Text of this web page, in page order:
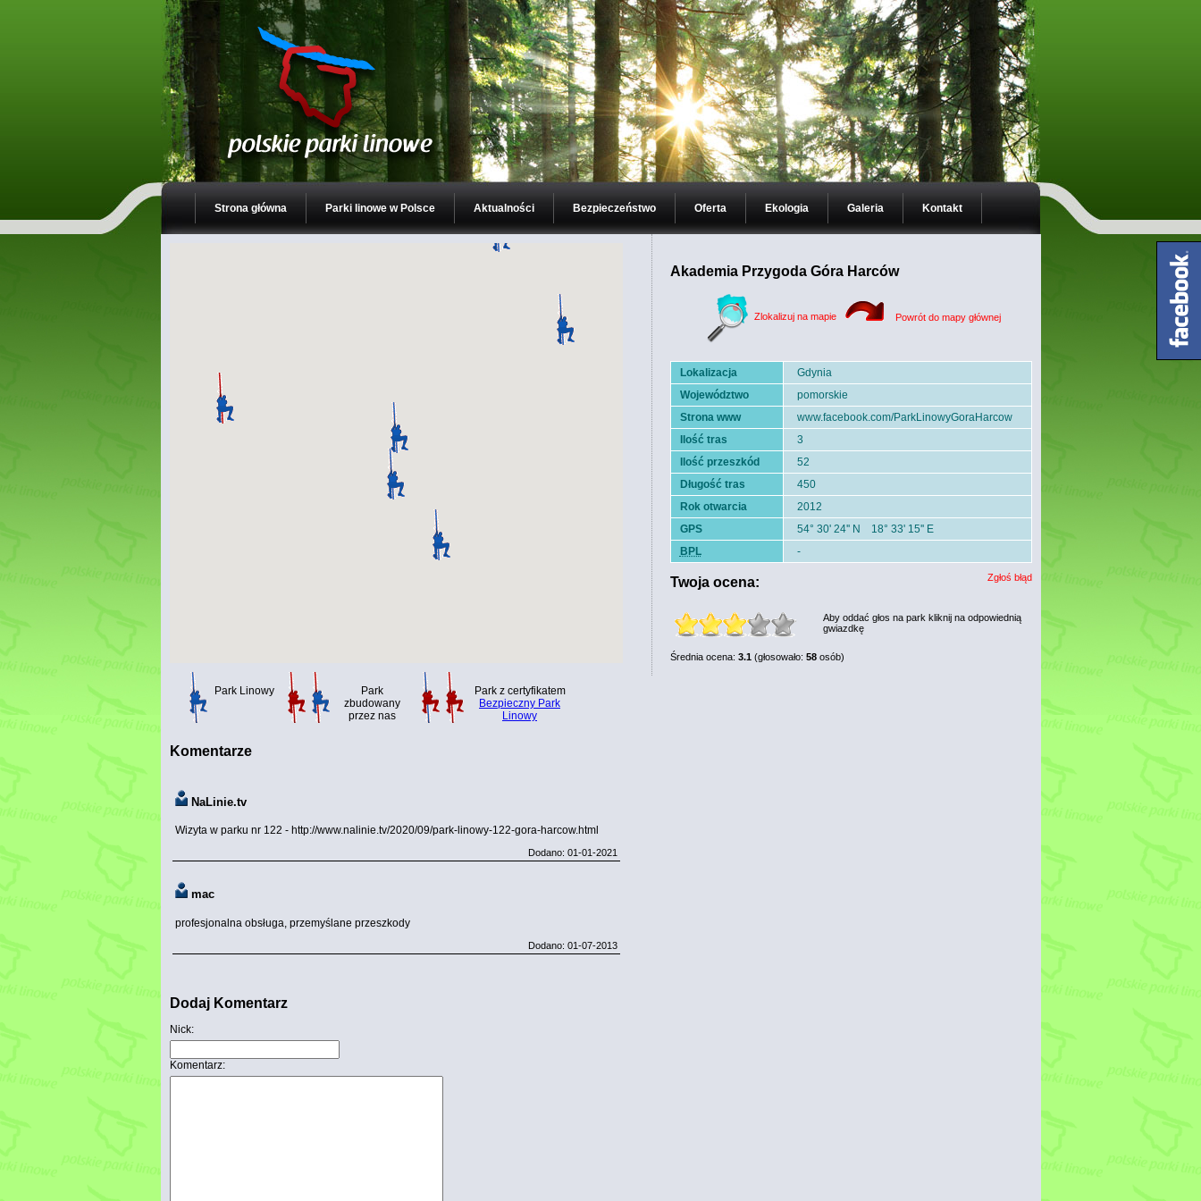
Strona główna Parki linowe w Polsce Aktualności Bezpieczeństwo Oferta Ekologia Galeria Kontakt
Park Linowy
Park
zbudowany
przez nas
Park z certyfikatem
Bezpieczny Park
Linowy
Komentarze
NaLinie.tv
Wizyta w parku nr 122 - http://www.nalinie.tv/2020/09/park-linowy-122-gora-harcow.html
Dodano: 01-01-2021
mac
profesjonalna obsługa, przemyślane przeszkody
Dodano: 01-07-2013
Dodaj Komentarz
Nick:
Komentarz:
Akademia Przygoda Góra Harców
Zlokalizuj na mapie Powrót do mapy głównej
Lokalizacja
Gdynia
Województwo
pomorskie
Strona www
www.facebook.com/ParkLinowyGoraHarcow
Ilość tras
3
Ilość przeszkód
52
Długość tras
450
Rok otwarcia
2012
GPS
54° 30' 24'' N 18° 33' 15'' E
BPL
-
Zgłoś błąd
Twoja ocena:
Aby oddać głos na park kliknij na odpowiednią
gwiazdkę
Średnia ocena: 3.1(głosowało: 58osób)